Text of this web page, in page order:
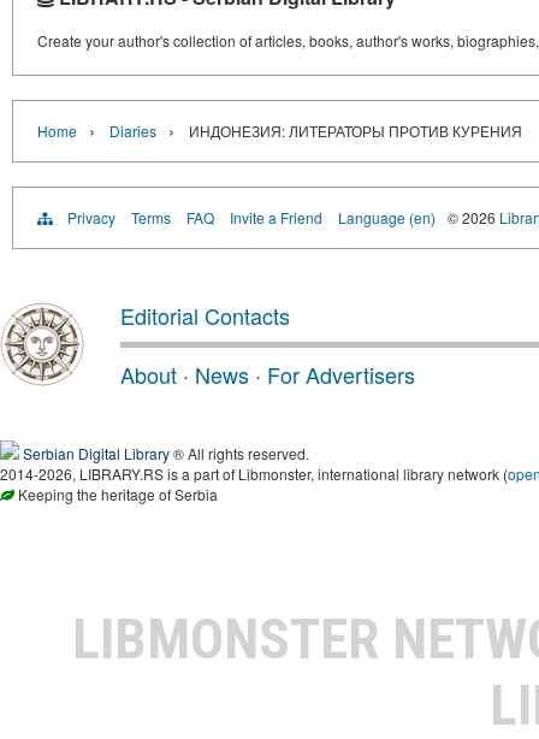
Create your author's collection of articles, books, author's works,
Home › Diaries › ИНДОНЕЗИЯ: ЛИТЕРАТОРЫ ПРОТИВ КУРЕНИЯ
Privacy Terms FAQ Invite a Friend Language (en) © 2026
Editorial Contacts
About · News · For Advertisers
Serbian Digital Library® All rights reserved.
2014-2026, LIBRARY.RS is a part of Libmonster, international library network (
Keeping the heritage of Serbia
LIBMONSTER